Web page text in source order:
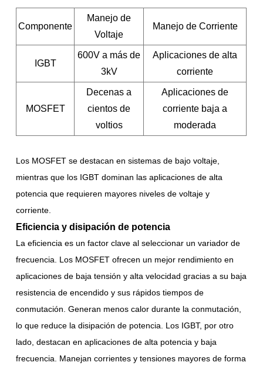
Componente
Manejo de
Voltaje
Manejo de Corriente
IGBT
600V a más de
3kV
Aplicaciones de alta
corriente
MOSFET
Decenas a
cientos de
voltios
Aplicaciones de
corriente baja a
moderada
Los MOSFET se destacan en sistemas de bajo voltaje,
mientras que los IGBT dominan las aplicaciones de alta
potencia que requieren mayores niveles de voltaje y
corriente.
Eficiencia y disipación de potencia
La eficiencia es un factor clave al seleccionar un variador de
frecuencia. Los MOSFET ofrecen un mejor rendimiento en
aplicaciones de baja tensión y alta velocidad gracias a su baja
resistencia de encendido y sus rápidos tiempos de
conmutación. Generan menos calor durante la conmutación,
lo que reduce la disipación de potencia. Los IGBT, por otro
lado, destacan en aplicaciones de alta potencia y baja
frecuencia. Manejan corrientes y tensiones mayores de forma